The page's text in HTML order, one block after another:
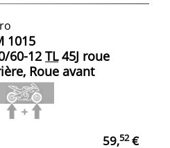
1015
60-12 TL45J roue
Roue avant
59,52€